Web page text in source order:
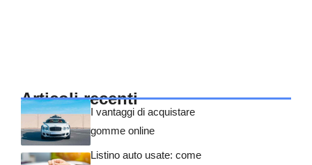
Articoli recenti
I vantaggi di acquistare
gomme online
Listino auto usate: come